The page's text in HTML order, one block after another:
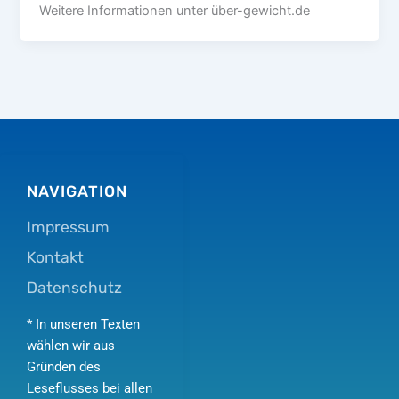
Weitere Informationen unter über-gewicht.de
NAVIGATION
Impressum
Kontakt
Datenschutz
* In unseren Texten
wählen wir aus
Gründen des
Leseflusses bei allen